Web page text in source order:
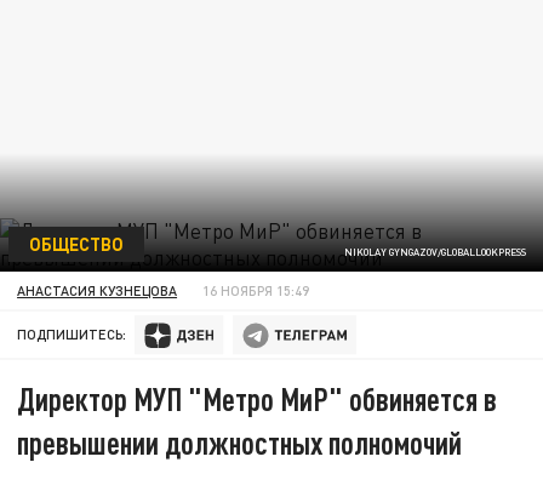
NIKOLAY GYNGAZOV/GLOBALLOOKPRESS
ОБЩЕСТВО
АНАСТАСИЯ КУЗНЕЦОВА 16 НОЯБРЯ 15:49
ПОДПИШИТЕСЬ:
Директор МУП "Метро МиР" обвиняется в
превышении должностных полномочий